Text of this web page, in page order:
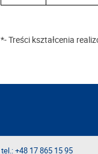
*- Treści kształcenia
tel.: +48 17 865 15 95